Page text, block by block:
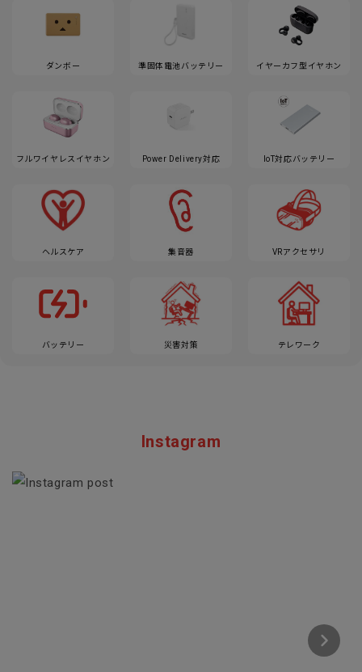
ダンボー 準固体電池バッテリー イヤーカフ型イヤホン
フルワイヤレスイヤホン Power Delivery対応 IoT対応バッテリー
ヘルスケア 集音器 VRアクセサリ
バッテリー 災害対策 テレワーク
Instagram